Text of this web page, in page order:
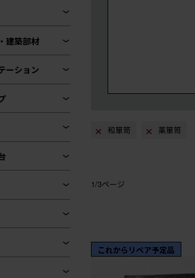
建築部材
ーション
和箪笥 薬箪笥
1/3ページ
これからリペア予定品